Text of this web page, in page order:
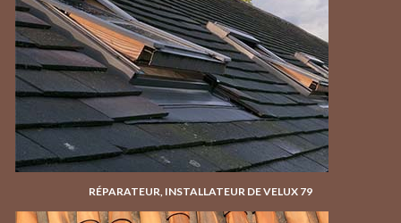
RÉPARATEUR, INSTALLATEUR DE VELUX 79